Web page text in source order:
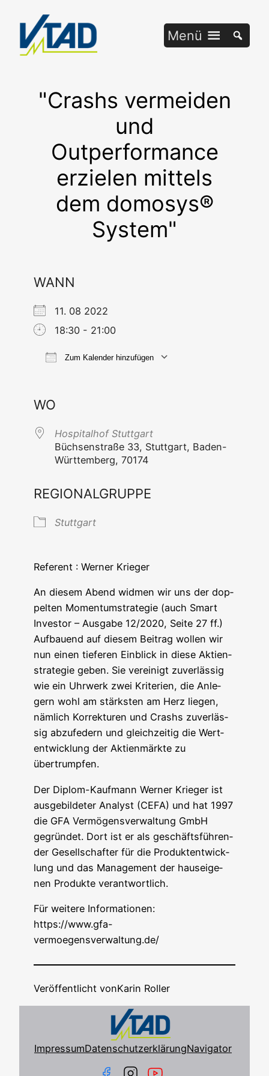
springen
Menü
"Crashs vermeiden
und
Outperformance
erzielen mittels
dem domosys®
System"
WANN
11. 08 2022
18:30 - 21:00
Zum Kalender hinzufügen
WO
Hos­pi­tal­hof Stuttgart
Büch­sen­stra­ße 33, Stutt­gart, Baden-
Würt­tem­berg, 70174
REGIONALGRUPPE
Stutt­gart
Refe­rent : Wer­ner Krieger
An die­sem Abend wid­men wir uns der dop­
pel­ten Momen­tum­stra­te­gie (auch Smart
Inves­tor – Aus­ga­be 12/2020, Sei­te 27 ff.)
Auf­bau­end auf die­sem Bei­trag wol­len wir
nun einen tie­fe­ren Ein­blick in die­se Akti­en­
stra­te­gie geben. Sie ver­ei­nigt zuver­läs­sig
wie ein Uhr­werk zwei Kri­te­ri­en, die Anle­
gern wohl am stärks­ten am Herz lie­gen,
näm­lich Kor­rek­tu­ren und Crashs zuver­läs­
sig abzu­fe­dern und gleich­zei­tig die Wert­
ent­wick­lung der Akti­en­märk­te zu
übertrumpfen.
Der Diplom-Kauf­mann Wer­ner Krie­ger ist
aus­ge­bil­de­ter Ana­lyst (CEFA) und hat 1997
die GFA Ver­mö­gens­ver­wal­tung GmbH
gegrün­det. Dort ist er als geschäfts­füh­ren­
der Gesell­schaf­ter für die Pro­dukt­ent­wick­
lung und das Manage­ment der haus­ei­ge­
nen Pro­duk­te verantwortlich.
Für wei­te­re Infor­ma­tio­nen:
https://www.gfa-
vermoegensverwaltung.de/
Veröffentlicht vonKarin Roller
ImpressumDatenschutzerklärungNavigator